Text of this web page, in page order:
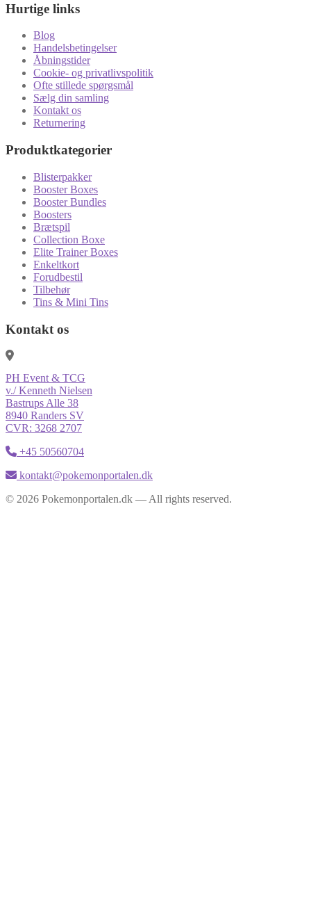
Hurtige links
Blog
Handelsbetingelser
Åbningstider
Cookie- og privatlivspolitik
Ofte stillede spørgsmål
Sælg din samling
Kontakt os
Returnering
Produktkategorier
Blisterpakker
Booster Boxes
Booster Bundles
Boosters
Brætspil
Collection Boxe
Elite Trainer Boxes
Enkeltkort
Forudbestil
Tilbehør
Tins & Mini Tins
Kontakt os
PH Event & TCG
v./ Kenneth Nielsen
Bastrups Alle 38
8940 Randers SV
CVR: 3268 2707
+45 50560704
kontakt@pokemonportalen.dk
© 2026 Pokemonportalen.dk — All rights reserved.